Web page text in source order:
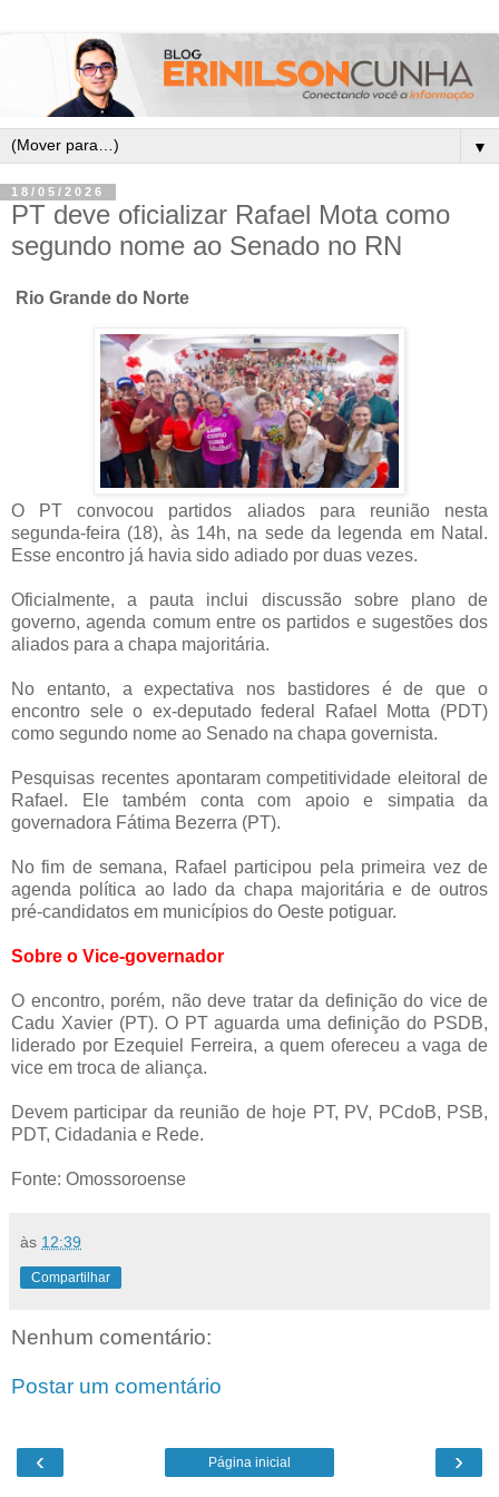
▼
18/05/2026
PT deve oficializar Rafael Mota como
segundo nome ao Senado no RN
Rio Grande do Norte
O PT convocou partidos aliados para reunião nesta
segunda-feira (18), às 14h, na sede da legenda em Natal.
Esse encontro já havia sido adiado por duas vezes.
Oficialmente, a pauta inclui discussão sobre plano de
governo, agenda comum entre os partidos e sugestões dos
aliados para a chapa majoritária.
No entanto, a expectativa nos bastidores é de que o
encontro sele o ex-deputado federal Rafael Motta (PDT)
como segundo nome ao Senado na chapa governista.
Pesquisas recentes apontaram competitividade eleitoral de
Rafael. Ele também conta com apoio e simpatia da
governadora Fátima Bezerra (PT).
No fim de semana, Rafael participou pela primeira vez de
agenda política ao lado da chapa majoritária e de outros
pré-candidatos em municípios do Oeste potiguar.
Sobre o Vice-governador
O encontro, porém, não deve tratar da definição do vice de
Cadu Xavier (PT). O PT aguarda uma definição do PSDB,
liderado por Ezequiel Ferreira, a quem ofereceu a vaga de
vice em troca de aliança.
Devem participar da reunião de hoje PT, PV, PCdoB, PSB,
PDT, Cidadania e Rede.
Fonte: Omossoroense
às 12:39
Compartilhar
Nenhum comentário:
Postar um comentário
‹ ›
Página inicial